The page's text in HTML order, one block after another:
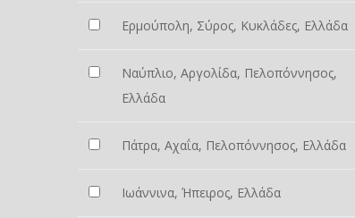
Ερμούπολη, Σύρος, Κυκλάδες, Ελλάδα
Ναύπλιο, Αργολίδα, Πελοπόννησος,
Ελλάδα
Πάτρα, Αχαΐα, Πελοπόννησος, Ελλάδα
Ιωάννινα, Ήπειρος, Ελλάδα